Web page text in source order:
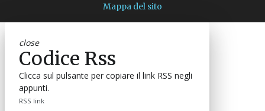
Mappa del sito
close
Codice Rss
Clicca sul pulsante per copiare il link RSS negli
appunti.
RSS link